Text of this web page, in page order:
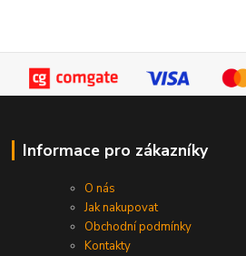
Informace pro zákazníky
O nás
Jak nakupovat
Obchodní podmínky
Kontakty